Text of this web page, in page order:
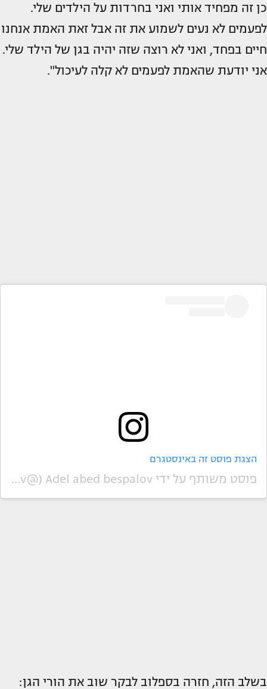
כן זה מפחיד אותי ואני בחרדות על הילדים שלי.
לפעמים לא נעים לשמוע את זה אבל זאת האמת אנחנו
חיים בפחד, ואני לא רוצה שזה יהיה בגן של הילד שלי.
אני יודעת שהאמת לפעמים לא קלה לעיכול".
הצגת פוסט זה באינסטגרם
פוסט משותף על ידי ‏‎Adel abed bespalov‎‏ (@‏‎adelbespalov‎‏)
בשלב הזה, חזרה בספלוב לבקר שוב את הורי הגן: